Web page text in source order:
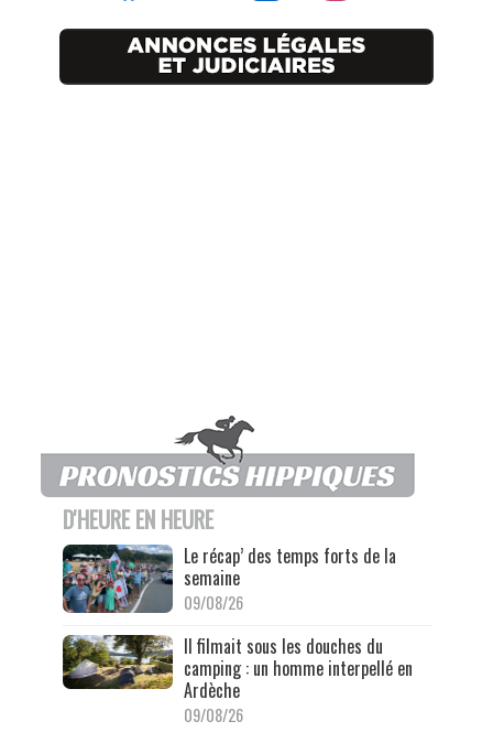
D'HEURE EN HEURE
Le récap’ des temps forts de la
semaine
09/08/26
Il filmait sous les douches du
camping : un homme interpellé en
Ardèche
09/08/26